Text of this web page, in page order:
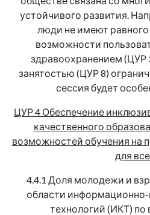
устойчивого развития.
люди не имеют
возможности
здравоохранением (ЦУР
занятостью (ЦУР 8)
сессия будет
ЦУР 4 Обеспечение
качественного
возможностей обучения на
для
4.4.1 Доля молодежи и
области
технологий (ИКТ)